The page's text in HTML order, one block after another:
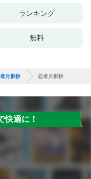
ランキング
無料
月影抄 忍者月影抄
快適に！